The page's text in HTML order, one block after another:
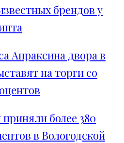
брендов у
Апраксина двора в
на торги со
более 380
в Вологодской